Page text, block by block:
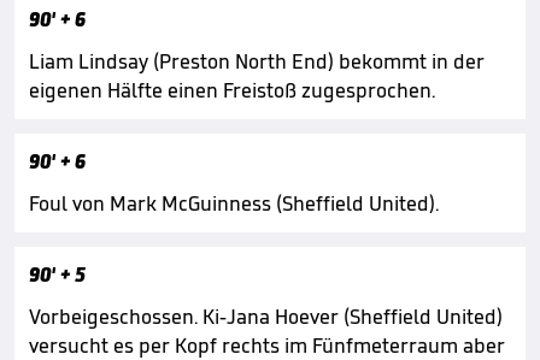
90'+ 6
Liam Lindsay (Preston North End) bekommt in der
eigenen Hälfte einen Freistoß zugesprochen.
90'+ 6
Foul von Mark McGuinness (Sheffield United).
90'+ 5
Vorbeigeschossen. Ki-Jana Hoever (Sheffield United)
versucht es per Kopf rechts im Fünfmeterraum aber